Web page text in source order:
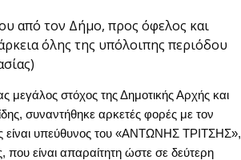
από τον Δήμο, προς όφελος και
όλης της υπόλοιπης περιόδου
στόχος της Δημοτικής Αρχής και
συναντήθηκε αρκετές φορές με τον
είναι υπεύθυνος του «ΑΝΤΩΝΗΣ ΤΡΙΤΣΗΣ»,
που είναι απαραίτητη ώστε σε δεύτερη